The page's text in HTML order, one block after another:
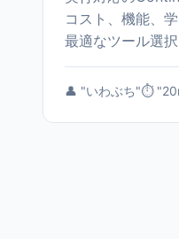
コスト、機能、
最適なツール選
👤 "いわぶち"⏱️